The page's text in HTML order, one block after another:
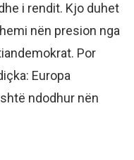
i rendit. Kjo duhet
nën presion nga
Por
Europa
ndodhur nën